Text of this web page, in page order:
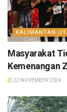
KALIMANTAN
Masyarakat
Kemenangan
22 NOVEMBER 2024